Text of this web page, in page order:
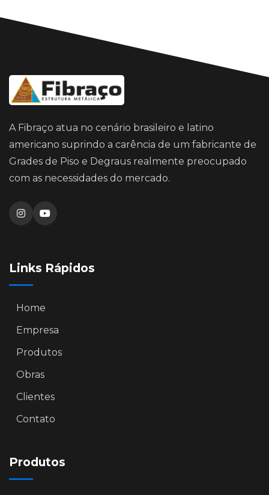
A Fibraço atua no cenário brasileiro e latino
americano suprindo a carência de um fabricante de
Grades de Piso e Degraus realmente preocupado
com as necessidades do mercado.
Links Rápidos
Home
Empresa
Produtos
Obras
Clientes
Contato
Produtos